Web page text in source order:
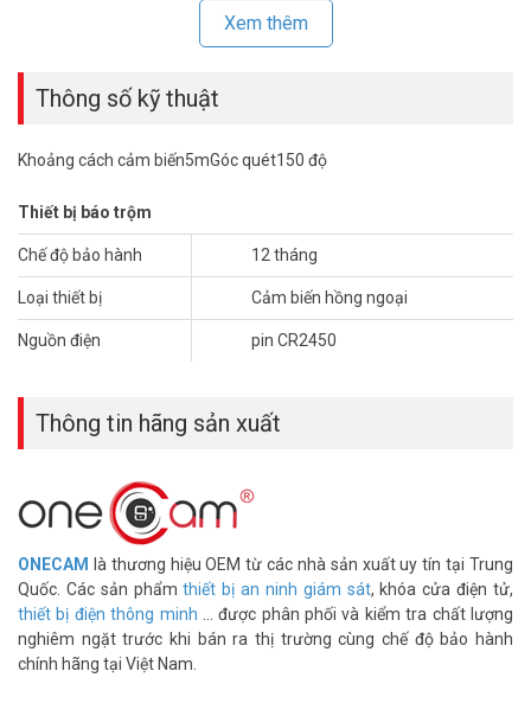
Được hỗ trợ bởi công nghệ truyền thông không dây ZigBee có độ tin
ZigBee khác. Bù nhiệt độ tự động, điều chỉnh thông minh độ nhạy
của nó để có thể xác định được kẻ xâm nhập ở hầu hết mọi nhiệt độ.
Ưu điểm cảm biến hồng ngoại ONECAM PIR-2Z
– Cảm biến hoạt động, cho góc quét rộng và cực nhạy.
– Chức năng hạn chế báo động giả bởi chó mèo
– Công nghệ tự động điều chỉnh nhiệt độ theo sự thay đổi của môi
Xem thêm
Thông số kỹ thuật
Khoảng cách cảm biến5mGóc quét150 độ
Thiết bị báo trộm
Chế độ bảo hành 12 tháng
Loại thiết bị Cảm biến hồng ngoại
Nguồn điện pin CR2450
Thông tin hãng sản xuất
ONECAM là thương hiệu OEM từ các nhà sản xuất uy tín tại Trung
Quốc. Các sản phẩmthiết bị an ninh giám sát, khóa cửa điện tử,
thiết bị điện thông minh ... được phân phối và kiểm tra chất lượng
nghiêm ngặt trước khi bán ra thị trường cùng chế độ bảo hành
chính hãng tại Việt Nam.